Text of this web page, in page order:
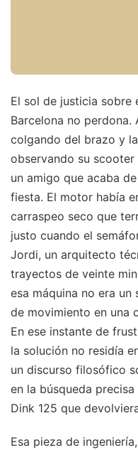
El sol de justicia sobre
Barcelona no
colgando del brazo y
observando su
un amigo que acaba
fiesta. El motor había
carraspeo seco que
justo cuando el
Jordi, un arquitecto
trayectos de veinte
esa máquina no era
de movimiento en una
En ese instante de
la solución no residía
un discurso filosófico
en la búsqueda
Dink 125 que
Esa pieza de